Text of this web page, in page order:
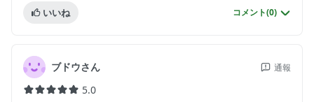
いいね コメント(0)
ブドウさん 通報
5.0